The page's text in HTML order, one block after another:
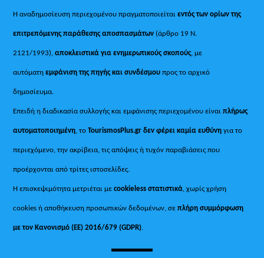
Η αναδημοσίευση περιεχομένου πραγματοποιείταιεντός των ορίων της
επιτρεπόμενης παράθεσης αποσπασμάτων (άρθρο 19 Ν.
2121/1993), αποκλειστικά για ενημερωτικούς σκοπούς, με
αυτόματηεμφάνιση της πηγής και συνδέσμου προς το αρχικό
δημοσίευμα.
Επειδή η διαδικασία συλλογής και εμφάνισης περιεχομένου είναιπλήρως
αυτοματοποιημένη, τοTourismosPlus.gr δεν φέρει καμία ευθύνη για το
περιεχόμενο, την ακρίβεια, τις απόψεις ή τυχόν παραβιάσεις που
προέρχονται από τρίτες ιστοσελίδες.
Η επισκεψιμότητα μετριέται μεcookieless στατιστικά, χωρίς χρήση
cookies ή αποθήκευση προσωπικών δεδομένων, σεπλήρη συμμόρφωση
με τον Κανονισμό (ΕΕ) 2016/679 (GDPR).